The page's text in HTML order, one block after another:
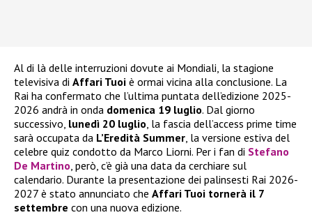
Al di là delle interruzioni dovute ai Mondiali, la stagione
televisiva di Affari Tuoi è ormai vicina alla conclusione. La
Rai ha confermato che l’ultima puntata dell’edizione 2025-
2026 andrà in onda domenica 19 luglio. Dal giorno
successivo, lunedì 20 luglio , la fascia dell’access prime time
sarà occupata da L’Eredità Summer , la versione estiva del
celebre quiz condotto da Marco Liorni. Per i fan di Stefano
De Martino , però, c’è già una data da cerchiare sul
calendario. Durante la presentazione dei palinsesti Rai 2026-
2027 è stato annunciato che Affari Tuoi tornerà il 7
settembre con una nuova edizione.